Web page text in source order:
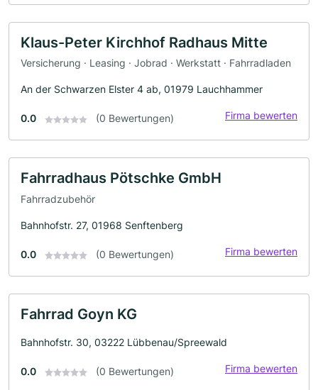
Klaus-Peter Kirchhof Radhaus Mitte
Versicherung · Leasing · Jobrad · Werkstatt · Fahrradladen
An der Schwarzen Elster 4 ab, 01979 Lauchhammer
0.0 (0 Bewertungen) Firma bewerten
Fahrradhaus Pötschke GmbH
Fahrradzubehör
Bahnhofstr. 27, 01968 Senftenberg
0.0 (0 Bewertungen) Firma bewerten
Fahrrad Goyn KG
Bahnhofstr. 30, 03222 Lübbenau/Spreewald
0.0 (0 Bewertungen) Firma bewerten